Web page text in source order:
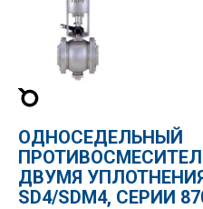
ОДНОСЕДЕЛЬНЫЙ
ДВУМЯ
SD4/SDM4, СЕРИИ